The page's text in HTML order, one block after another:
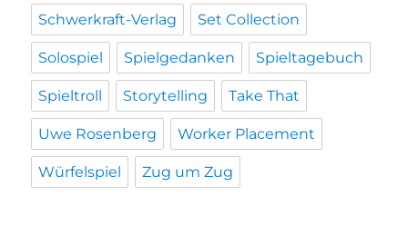
Schwerkraft-Verlag Set Collection
Solospiel Spielgedanken Spieltagebuch
Spieltroll Storytelling Take That
Uwe Rosenberg Worker Placement
Würfelspiel Zug um Zug